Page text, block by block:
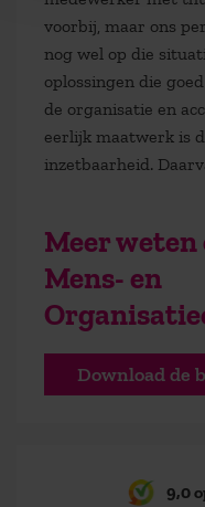
voorbij, maar ons
nog wel op die
oplossingen die
de organisatie en
eerlijk maatwerk is
inzetbaarheid.
Meer
Mens- en
Download de
9,0